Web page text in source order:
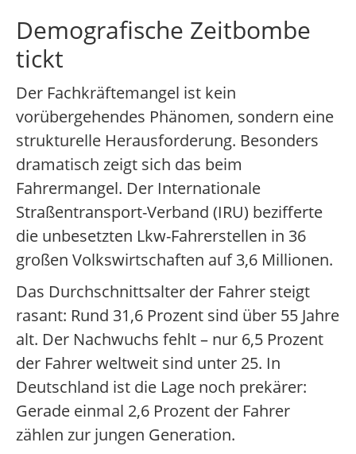
Demografische Zeitbombe
tickt
Der Fachkräftemangel ist kein
vorübergehendes Phänomen, sondern eine
strukturelle Herausforderung. Besonders
dramatisch zeigt sich das beim
Fahrermangel. Der Internationale
Straßentransport-Verband (IRU) bezifferte
die unbesetzten Lkw-Fahrerstellen in 36
großen Volkswirtschaften auf 3,6 Millionen.
Das Durchschnittsalter der Fahrer steigt
rasant: Rund 31,6 Prozent sind über 55 Jahre
alt. Der Nachwuchs fehlt – nur 6,5 Prozent
der Fahrer weltweit sind unter 25. In
Deutschland ist die Lage noch prekärer:
Gerade einmal 2,6 Prozent der Fahrer
zählen zur jungen Generation.